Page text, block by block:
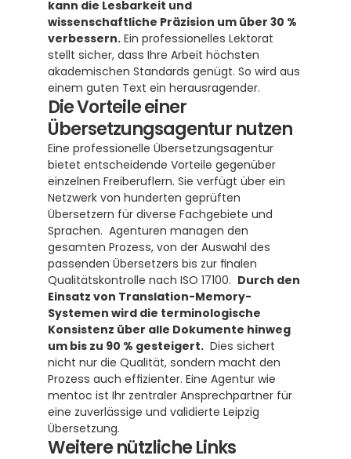
kann die Lesbarkeit und
wissenschaftliche Präzision um über 30 %
verbessern. Ein professionelles Lektorat
stellt sicher, dass Ihre Arbeit höchsten
akademischen Standards genügt. So wird aus
einem guten Text ein herausragender.
Die Vorteile einer
Übersetzungsagentur nutzen
Eine professionelle Übersetzungsagentur
bietet entscheidende Vorteile gegenüber
einzelnen Freiberuflern. Sie verfügt über ein
Netzwerk von hunderten geprüften
Übersetzern für diverse Fachgebiete und
Sprachen.  Agenturen managen den
gesamten Prozess, von der Auswahl des
passenden Übersetzers bis zur finalen
Qualitätskontrolle nach ISO 17100. Durch den
Einsatz von Translation-Memory-
Systemen wird die terminologische
Konsistenz über alle Dokumente hinweg
um bis zu 90 % gesteigert.
  Dies sichert
nicht nur die Qualität, sondern macht den
Prozess auch effizienter. Eine Agentur wie
mentoc ist Ihr zentraler Ansprechpartner für
eine zuverlässige und validierte Leipzig
Übersetzung.
Weitere nützliche Links